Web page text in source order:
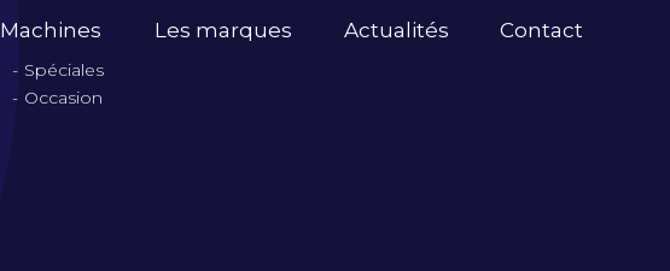
Machines
Spéciales
Occasion
Les marques Actualités Contact